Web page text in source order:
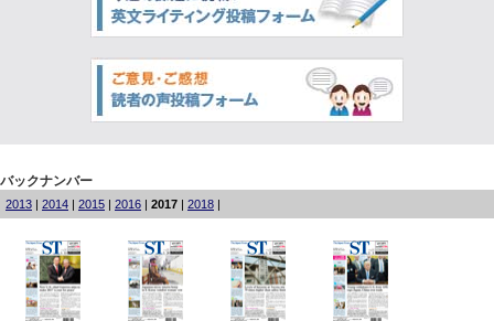
バックナンバー
2013 | 2014 | 2015 | 2016 | 2017 | 2018 |